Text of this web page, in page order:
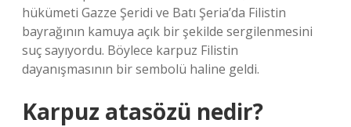
hükümeti Gazze Şeridi ve Batı Şeria’da Filistin
bayrağının kamuya açık bir şekilde sergilenmesini
suç sayıyordu. Böylece karpuz Filistin
dayanışmasının bir sembolü haline geldi.
Karpuz atasözü nedir?